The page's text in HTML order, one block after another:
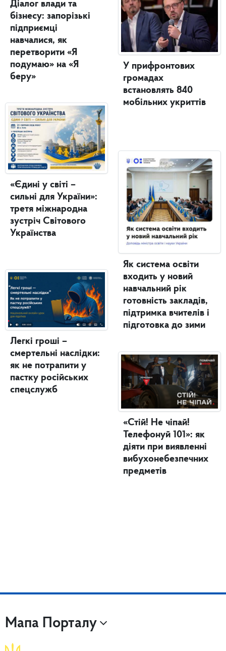
Діалог влади та
бізнесу: запорізькі
підприємці
навчалися, як
перетворити «Я
подумаю» на «Я
беру»
«Єдині у світі –
сильні для України»:
третя міжнародна
зустріч Світового
Українства
Легкі гроші –
смертельні наслідки:
як не потрапити у
пастку російських
спецслужб
У прифронтових
громадах
встановлять 840
мобільних укриттів
Як система освіти
входить у новий
навчальний рік
готовність закладів,
підтримка вчителів і
підготовка до зими
«Стій! Не чіпай!
Телефонуй 101»: як
діяти при виявленні
вибухонебезпечних
предметів
Мапа Порталу